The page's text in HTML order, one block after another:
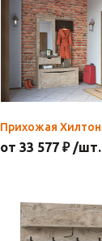
Прихожая Хилтон
от 33 577 ₽ /шт.